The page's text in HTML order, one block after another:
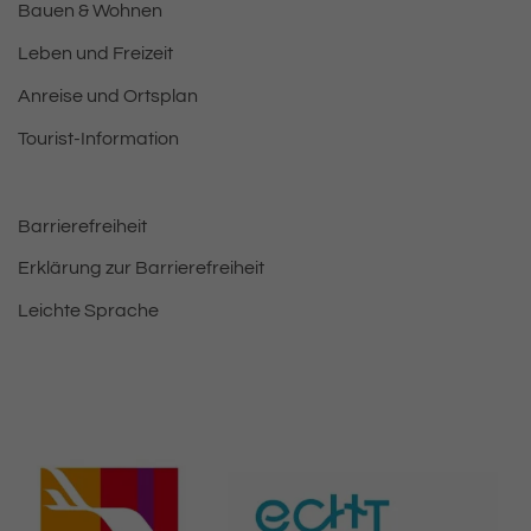
Bauen & Wohnen
Leben und Freizeit
Anreise und Ortsplan
Tourist-Information
Barrierefreiheit
Erklärung zur Barrierefreiheit
Leichte Sprache